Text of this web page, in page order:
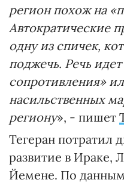
регион похож на
Автократические
одну из спичек,
поджечь. Речь
сопротивления»
насильственных
региону», - пишет
Тегеран потратил
развитие в Ираке,
Йемене. По